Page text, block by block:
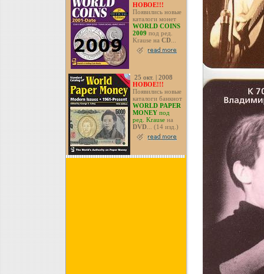
НОВОЕ!!!
Появились новые
каталоги монет
WORLD COINS
2009 под ред.
Krause наCD
25 окт. | 2008
НОВОЕ!!!
Появились новые
каталоги банкнот
WORLD PAPER
MONEYпод
ред. Krauseна
DVD... (14 изд.)